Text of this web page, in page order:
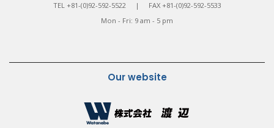
TEL +81-(0)92-592-5522 | FAX +81-(0)92-592-5533
Mon - Fri: 9 am - 5 pm
Our website